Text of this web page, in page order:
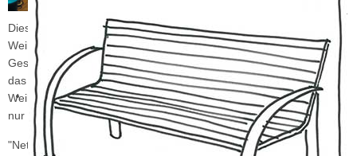
Hülchrath und Umgebung.
Diesen Abend nahmen wir zum Anlaß, um eine kleine
Weihnachtsfeier zu verantstalten. Es gab für jeden kleine
Geschenke und ein wenig Kurzweil. Wir freuen uns jetzt schon auf
das neue Jahr. Immer wieder Mittwochs treffen wir uns nach den
Weihnachtsferien zum gemeinsamen Musizieren oder auch einfach
nur zum Klönen und gemeinsamen Spaß.
"Net kalle, ... donn"